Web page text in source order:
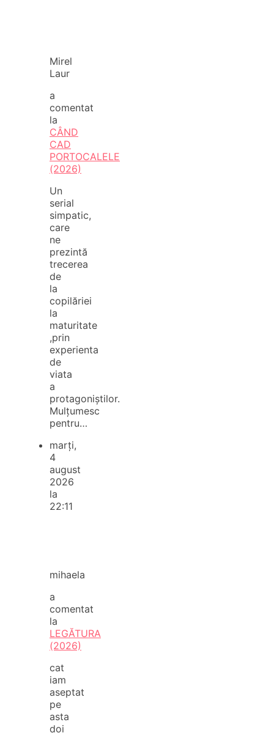
Mirel
Laur
a
comentat
la
CÂND
CAD
PORTOCALELE
(2026)
Un
serial
simpatic,
care
ne
prezintă
trecerea
de
la
copilăriei
la
maturitate
,prin
experienta
de
viata
a
protagoniștilor.
Mulțumesc
pentru…
marți,
4
august
2026
la
22:11
mihaela
a
comentat
la
LEGĂTURA
(2026)
cat
iam
aseptat
pe
asta
doi